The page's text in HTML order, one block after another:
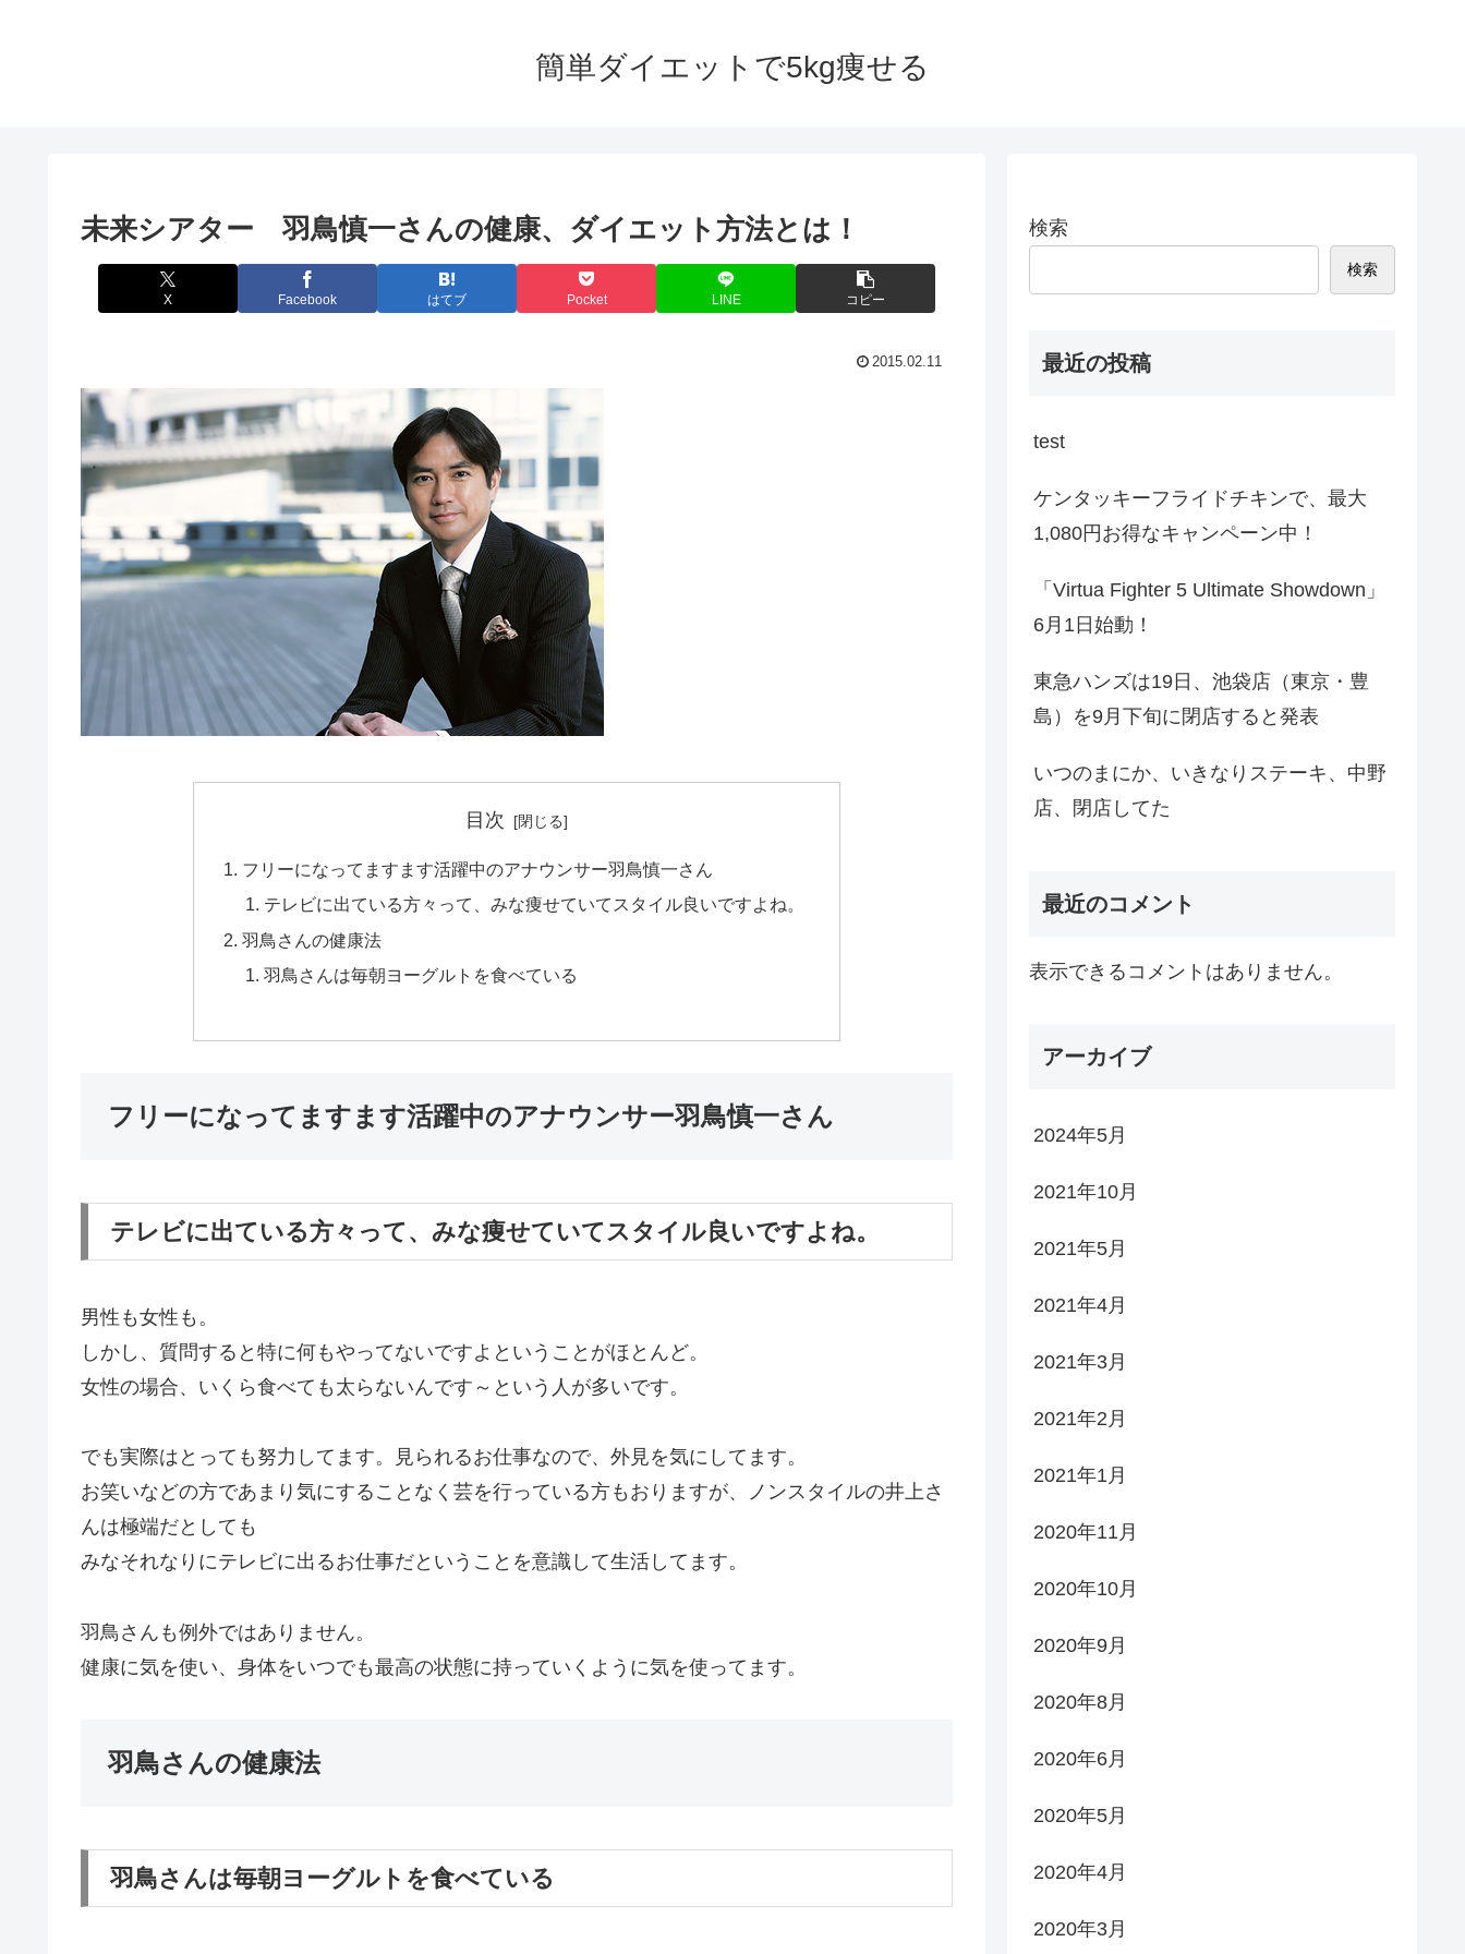
簡単ダイエットで5kg痩せる
未来シアター 羽鳥慎一さんの健康、ダイエット方法とは！
X Facebook はてブ Pocket LINE コピー
2015.02.11
目次
フリーになってますます活躍中のアナウンサー羽鳥慎一さん
テレビに出ている方々って、みな痩せていてスタイル良いですよね。
羽鳥さんの健康法
羽鳥さんは毎朝ヨーグルトを食べている
フリーになってますます活躍中のアナウンサー羽鳥慎一さん
テレビに出ている方々って、みな痩せていてスタイル良いですよね。
男性も女性も。
しかし、質問すると特に何もやってないですよということがほとんど。
女性の場合、いくら食べても太らないんです～という人が多いです。
でも実際はとっても努力してます。見られるお仕事なので、外見を気にしてます。
お笑いなどの方であまり気にすることなく芸を行っている方もおりますが、ノンスタイルの井上さ
んは極端だとしても
みなそれなりにテレビに出るお仕事だということを意識して生活してます。
羽鳥さんも例外ではありません。
健康に気を使い、身体をいつでも最高の状態に持っていくように気を使ってます。
羽鳥さんの健康法
羽鳥さんは毎朝ヨーグルトを食べている
検索
検索
最近の投稿
test
ケンタッキーフライドチキンで、最大
1,080円お得なキャンペーン中！
「Virtua Fighter 5 Ultimate Showdown」
6月1日始動！
東急ハンズは19日、池袋店（東京・豊
島）を9月下旬に閉店すると発表
いつのまにか、いきなりステーキ、中野
店、閉店してた
最近のコメント
表示できるコメントはありません。
アーカイブ
2024年5月
2021年10月
2021年5月
2021年4月
2021年3月
2021年2月
2021年1月
2020年11月
2020年10月
2020年9月
2020年8月
2020年6月
2020年5月
2020年4月
2020年3月